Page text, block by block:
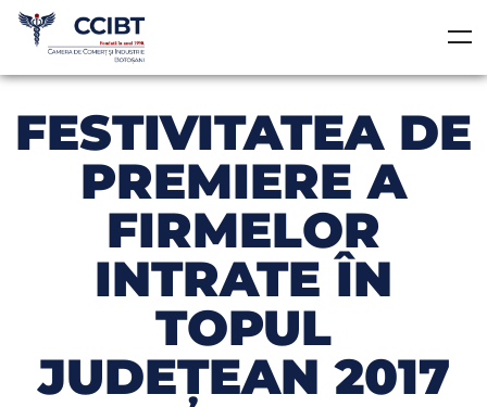
FESTIVITATEA DE
PREMIERE A
FIRMELOR
INTRATE ÎN
TOPUL
JUDEŢEAN 2017